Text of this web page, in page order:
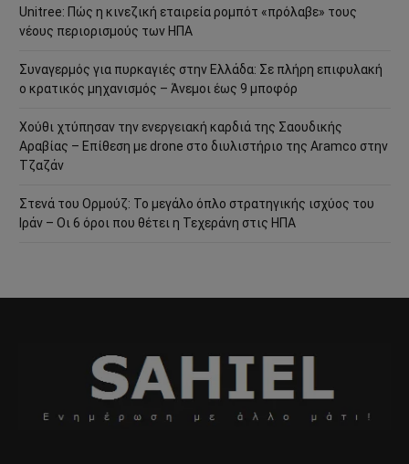
Unitree: Πώς η κινεζική εταιρεία ρομπότ «πρόλαβε» τους
νέους περιορισμούς των ΗΠΑ
Συναγερμός για πυρκαγιές στην Ελλάδα: Σε πλήρη επιφυλακή
ο κρατικός μηχανισμός – Άνεμοι έως 9 μποφόρ
Χούθι χτύπησαν την ενεργειακή καρδιά της Σαουδικής
Αραβίας – Επίθεση με drone στο διυλιστήριο της Aramco στην
Τζαζάν
Στενά του Ορμούζ: Το μεγάλο όπλο στρατηγικής ισχύος του
Ιράν – Οι 6 όροι που θέτει η Τεχεράνη στις ΗΠΑ